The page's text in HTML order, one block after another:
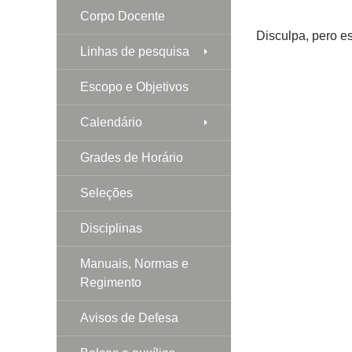
Disculpa, pero
Corpo Docente
Linhas de pesquisa
Escopo e Objetivos
Calendário
Grades de Horário
Seleções
Disciplinas
Manuais, Normas e
Regimento
Avisos de Defesa